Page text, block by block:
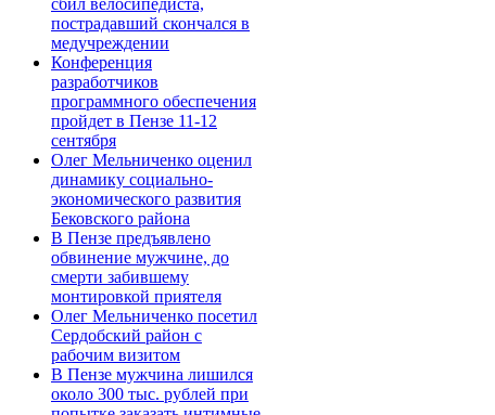
сбил велосипедиста,
пострадавший скончался в
медучреждении
Конференция
разработчиков
программного обеспечения
пройдет в Пензе 11-12
сентября
Олег Мельниченко оценил
динамику социально-
экономического развития
Бековского района
В Пензе предъявлено
обвинение мужчине, до
смерти забившему
монтировкой приятеля
Олег Мельниченко посетил
Сердобский район с
рабочим визитом
В Пензе мужчина лишился
около 300 тыс. рублей при